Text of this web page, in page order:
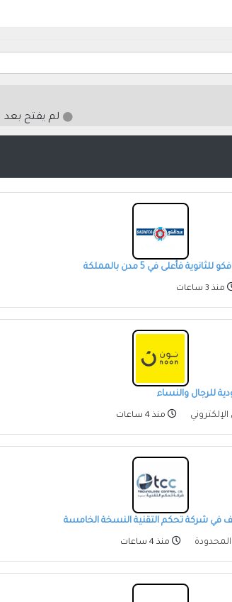
لم يفتح بعد
فأعلى في 5 مدن بالمملكة
منذ 3 ساعات
للرجال والنساء
منذ 4 ساعات
في شركة تحكم التقنية النسخة الخامسة
منذ 4 ساعات